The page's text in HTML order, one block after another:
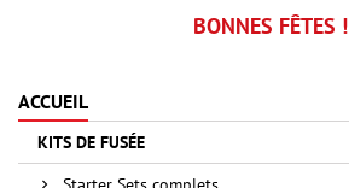
BONNES FÊTES !
ACCUEIL
KITS DE FUSÉE